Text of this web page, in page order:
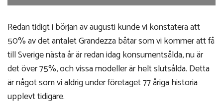
Redan tidigt i början av augusti kunde vi konstatera att
50% av det antalet Grandezza båtar som vi kommer att få
till Sverige nästa år är redan idag konsumentsålda, nu är
det över 75%, och vissa modeller är helt slutsålda. Detta
är något som vi aldrig under företaget 77 åriga historia
upplevt tidigare.